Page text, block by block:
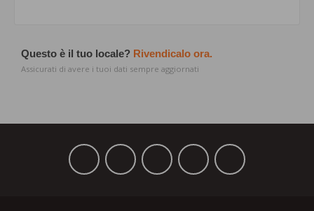
Questo è il tuo locale? Rivendicalo ora.
Assicurati di avere i tuoi dati sempre aggiornati